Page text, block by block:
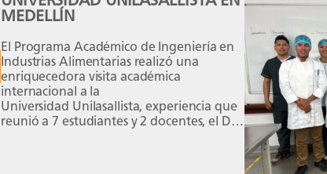
MEDELLÍN
El Programa Académico de Ingeniería en
Industrias Alimentarias realizó una
enriquecedora visita académica
internacional a la
Universidad Unilasallista, experiencia que
reunió a 7 estudiantes y 2 docentes, el Dr.